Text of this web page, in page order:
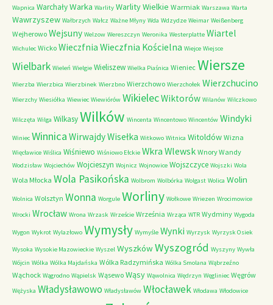
Wapnica WarchałyWarka Warlity Warlity Wielkie Warmiak Warszawa Warta
Wawrzyszew Wałbrzych Wałcz Ważne Młyny Wda Wdzydze Weimar Weißenberg
Wejherowo Wejsuny Welzow Wereszczyn Weronika Westerplatte Wiartel
Wichulec Wicko Wieczfnia Wieczfnia Kościelna Wiejce Wiejsce
Wielbark Wieleń Wielgie Wieliszew Wielka Piaśnica Wieniec Wiersze
Wierzba Wierzbica Wierzbinek Wierzbno Wierzchowo Wierzchołek Wierzchucino
Wierzchy Wiesiółka Wiewiec Wiewiórów WikielecWiktorów Wilanów Wilczkowo
Wilczęta Wilga WilkasyWilków Wincenta Wincentowo Wincentów Windyki
Winiec Winnica WirwajdyWisełka Witkowo Witnica Witoldów Wizna
Więcławice Wiślica Wiśniewo Wiśniowo Ełckie Wkra Wlewsk Wnory Wandy
Wodzisław Wojciechów Wojcieszyn Wojnicz Wojnowice Wojszczyce Wojszki Wola
Wola Młocka Wola Pasikońska Wolbrom Wolbórka Wolgast Wolica Wolin
Wolnica Wolsztyn Wonna Worgule Worliny Wołkowe Wriezen Wrocimowice
Wrocki Wrocław Wrona Wrzask Wrzeście Września Wrząca WTR Wydminy Wygoda
Wygon Wykrot Wylazłowo Wymysły Wymyśle Wynki Wyrzysk Wyrzysk Osiek
Wysoka Wysokie Mazowieckie Wyszel WyszkówWyszogród Wyszyny Wywła
Wójcin Wólka Wólka Majdańska Wólka Radzymińska Wólka Smolana Wąbrzeźno
Wąchock Wągrodno Wąpielsk Wąsewo Wąsy Wąwolnica Wędrzyn Węgliniec Węgrów
Wężyska Władysławowo Władysławów Włocławek Włodawa Włodowice